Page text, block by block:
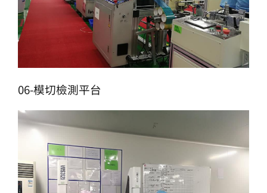
06-模切檢測平台